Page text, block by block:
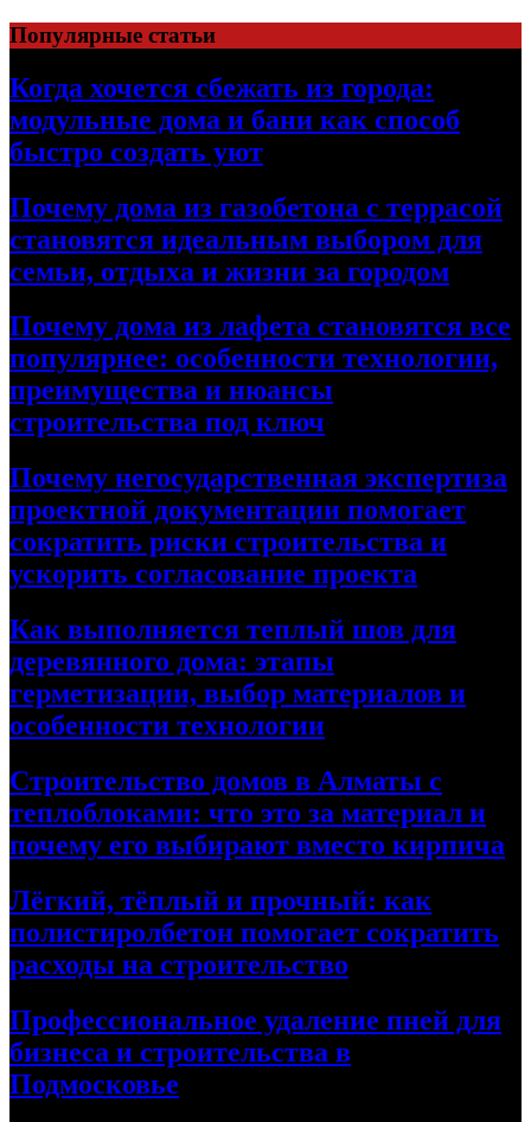
Перейти
к
содержимому
Популярные статьи
Когда хочется сбежать из города:
модульные дома и бани как способ
быстро создать уют
Почему дома из газобетона с террасой
становятся идеальным выбором для
семьи, отдыха и жизни за городом
Почему дома из лафета становятся все
популярнее: особенности технологии,
преимущества и нюансы
строительства под ключ
Почему негосударственная экспертиза
проектной документации помогает
сократить риски строительства и
ускорить согласование проекта
Как выполняется теплый шов для
деревянного дома: этапы
герметизации, выбор материалов и
особенности технологии
Строительство домов в Алматы с
теплоблоками: что это за материал и
почему его выбирают вместо кирпича
Лёгкий, тёплый и прочный: как
полистиролбетон помогает сократить
расходы на строительство
Профессиональное удаление пней для
бизнеса и строительства в
Подмосковье